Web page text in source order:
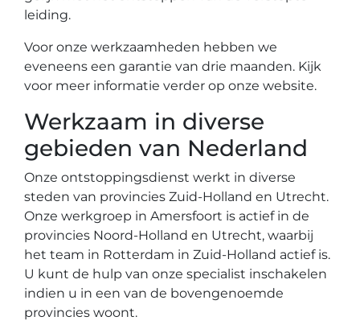
leiding.
Voor onze werkzaamheden hebben we
eveneens een garantie van drie maanden. Kijk
voor meer informatie verder op onze website.
Werkzaam in diverse
gebieden van Nederland
Onze ontstoppingsdienst werkt in diverse
steden van provincies Zuid-Holland en Utrecht.
Onze werkgroep in Amersfoort is actief in de
provincies Noord-Holland en Utrecht, waarbij
het team in Rotterdam in Zuid-Holland actief is.
U kunt de hulp van onze specialist inschakelen
indien u in een van de bovengenoemde
provincies woont.